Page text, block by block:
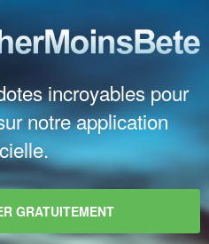
incroyables pour
notre application
GRATUITEMENT